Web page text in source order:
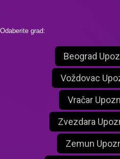
Odaberite grad:
Beograd
Voždovac
Vračar
Zvezdara
Zemun